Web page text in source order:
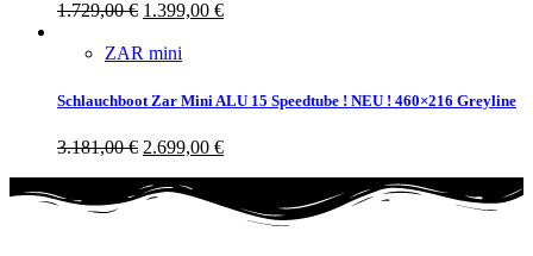
1.729,00€ 1.399,00 €
ZAR mini
Schlauchboot Zar Mini ALU 15 Speedtube ! NEU ! 460×216 Greyline
3.181,00€ 2.699,00 €